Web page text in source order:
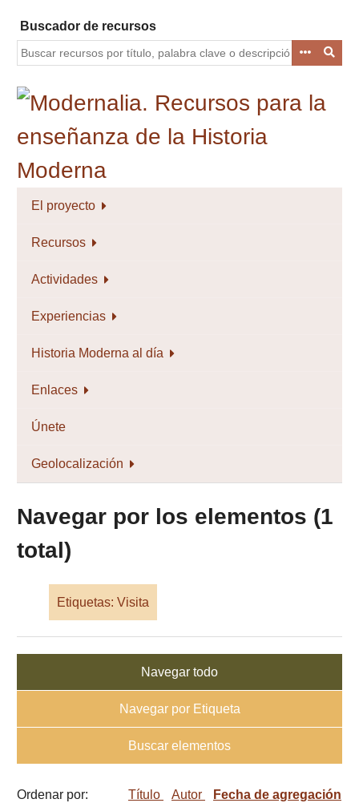
contenido
principal
Buscador de recursos
El proyecto
Recursos
Actividades
Experiencias
Historia Moderna al día
Enlaces
Únete
Geolocalización
Navegar por los elementos (1
total)
Etiquetas: Visita
Navegar todo
Navegar por Etiqueta
Buscar elementos
Ordenar por: Título Autor Fecha de agregación